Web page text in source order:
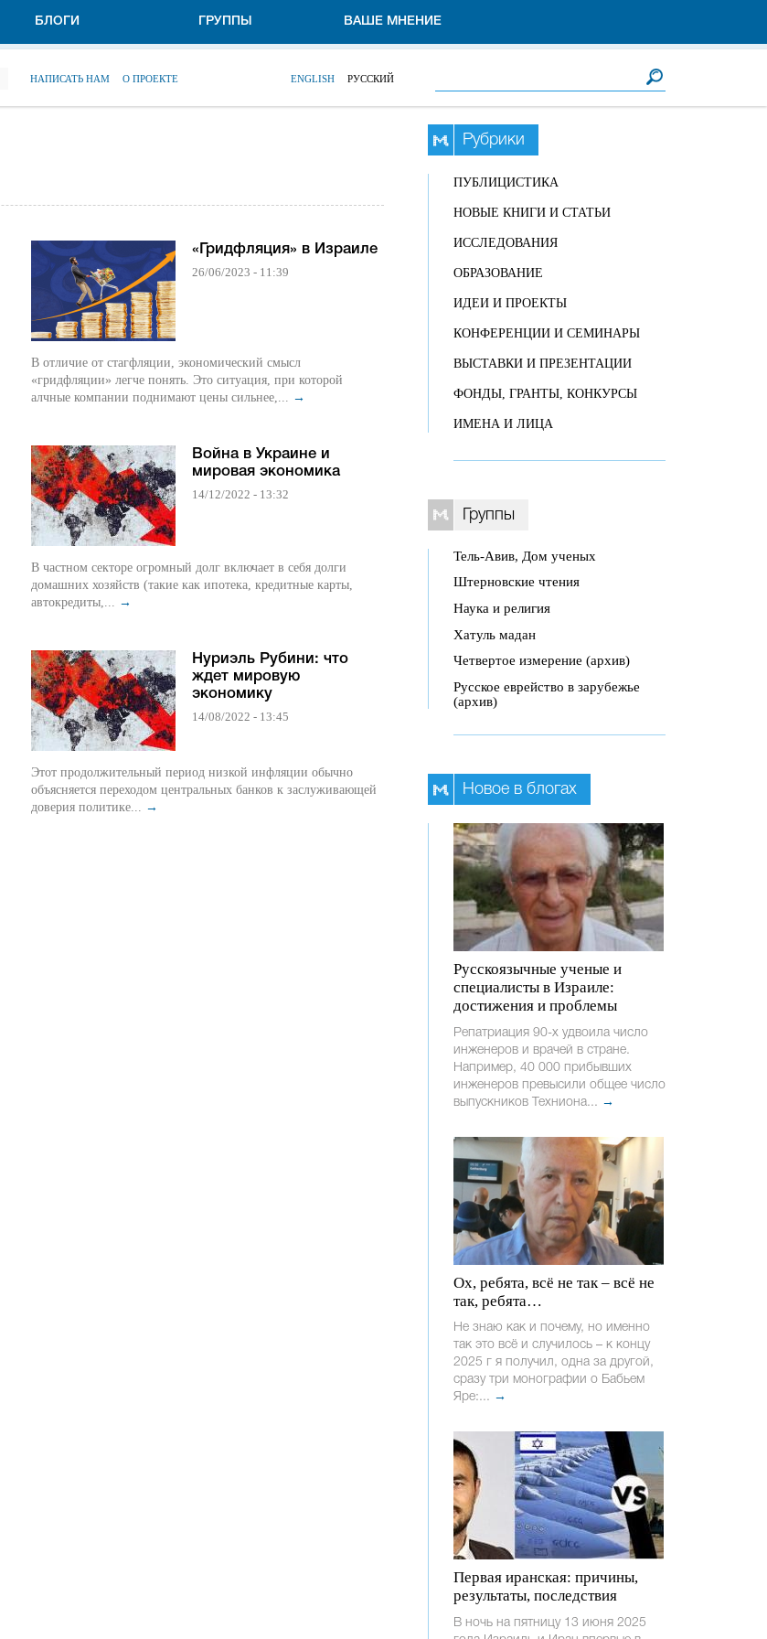
БЛОГИ ГРУППЫ ВАШЕ МНЕНИЕ
НАПИСАТЬ НАМ О ПРОЕКТЕ ENGLISH РУССКИЙ
«Гридфляция» в Израиле
26/06/2023 - 11:39
В отличие от стагфляции, экономический смысл
«гридфляции» легче понять. Это ситуация, при которой
алчные компании поднимают цены сильнее,... →
Война в Украине и
мировая экономика
14/12/2022 - 13:32
В частном секторе огромный долг включает в себя долги
домашних хозяйств (такие как ипотека, кредитные карты,
автокредиты,... →
Нуриэль Рубини: что
ждет мировую
экономику
14/08/2022 - 13:45
Этот продолжительный период низкой инфляции обычно
объясняется переходом центральных банков к заслуживающей
доверия политике... →
Рубрики
ПУБЛИЦИСТИКА
НОВЫЕ КНИГИ И СТАТЬИ
ИССЛЕДОВАНИЯ
ОБРАЗОВАНИЕ
ИДЕИ И ПРОЕКТЫ
КОНФЕРЕНЦИИ И СЕМИНАРЫ
ВЫСТАВКИ И ПРЕЗЕНТАЦИИ
ФОНДЫ, ГРАНТЫ, КОНКУРСЫ
ИМЕНА И ЛИЦА
Группы
Тель-Авив, Дом ученых
Штерновские чтения
Наука и религия
Хатуль мадан
Четвертое измерение (архив)
Русское еврейство в зарубежье
(архив)
Новое в блогах
Русскоязычные ученые и
специалисты в Израиле:
достижения и проблемы
Репатриация 90-х удвоила число
инженеров и врачей в стране.
Например, 40 000 прибывших
инженеров превысили общее число
выпускников Техниона... →
Ох, ребята, всё не так – всё не
так, ребята…
Не знаю как и почему, но именно
так это всё и случилось – к концу
2025 г я получил, одна за другой,
сразу три монографии о Бабьем
Яре:... →
Первая иранская: причины,
результаты, последствия
В ночь на пятницу 13 июня 2025